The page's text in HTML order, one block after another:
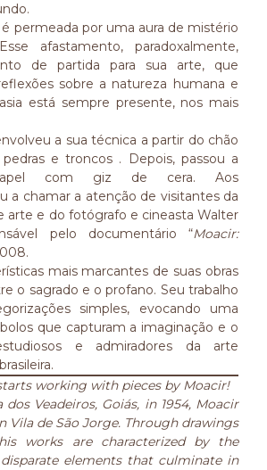
permeada por uma aura de mistério
afastamento, paradoxalmente,
de partida para sua arte, que
sobre a natureza humana e
está sempre presente, nos mais
a sua técnica a partir do chão
e troncos . Depois, passou a
com giz de cera. Aos
a chamar a atenção de visitantes da
arte e do fotógrafo e cineasta Walter
pelo documentário “Moacir:
mais marcantes de suas obras
o sagrado e o profano. Seu trabalho
simples, evocando uma
que capturam a imaginação e o
e admiradores da arte
working with pieces by Moacir!
Veadeiros, Goiás, in 1954, Moacir
Vila de São Jorge. Through drawings
works are characterized by the
elements that culminate in